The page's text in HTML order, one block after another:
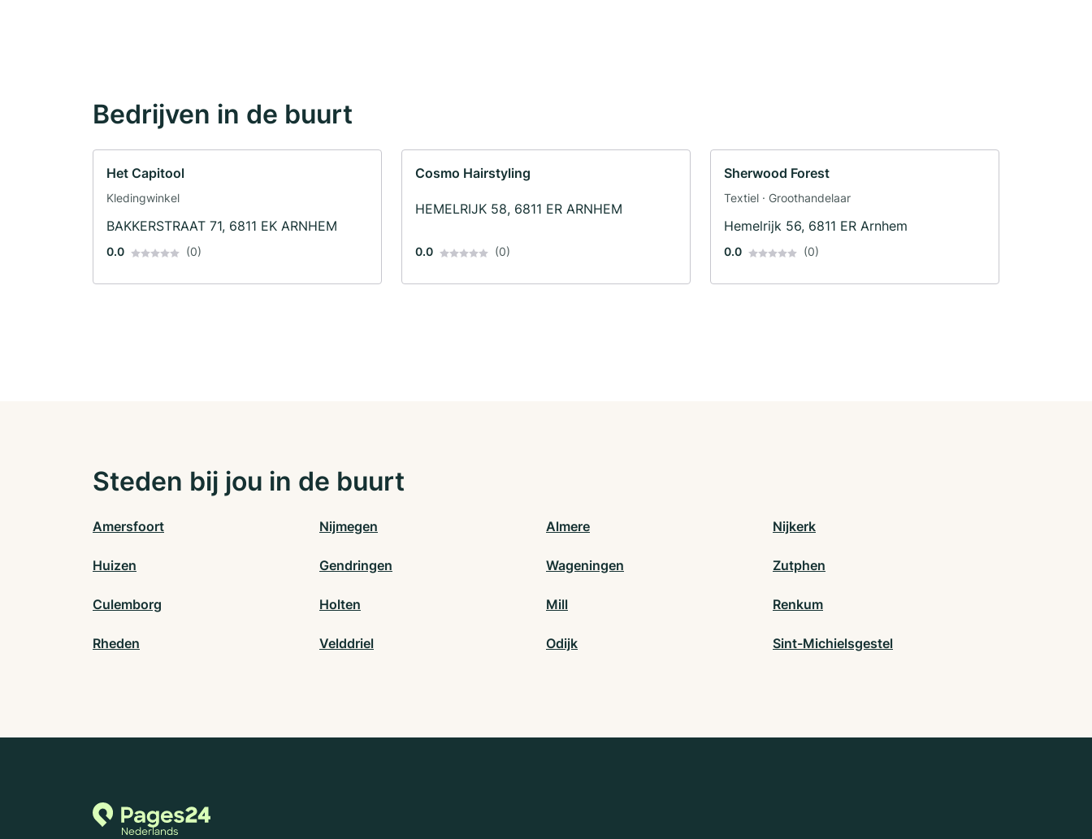
Bedrijven in de buurt
Het Capitool
Kledingwinkel
BAKKERSTRAAT 71, 6811 EK ARNHEM
0.0 (0)
Cosmo Hairstyling
HEMELRIJK 58, 6811 ER ARNHEM
0.0 (0)
Sherwood Forest
Textiel · Groothandelaar
Hemelrijk 56, 6811 ER Arnhem
0.0 (0)
Steden bij jou in de buurt
Amersfoort Nijmegen Almere Nijkerk
Huizen Gendringen Wageningen Zutphen
Culemborg Holten Mill Renkum
Rheden Velddriel Odijk Sint-Michielsgestel